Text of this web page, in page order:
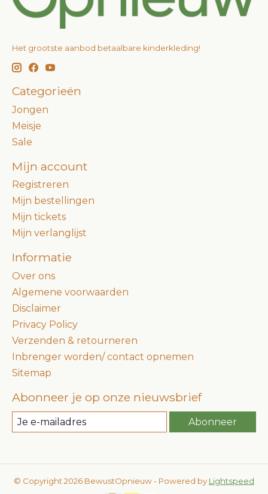
Het grootste aanbod betaalbare kinderkleding!
Categorieën
Jongen
Meisje
Sale
Mijn account
Registreren
Mijn bestellingen
Mijn tickets
Mijn verlanglijst
Informatie
Over ons
Algemene voorwaarden
Disclaimer
Privacy Policy
Verzenden & retourneren
Inbrenger worden/ contact opnemen
Sitemap
Abonneer je op onze nieuwsbrief
Abonneer
© Copyright 2026 BewustOpnieuw - Powered by Lightspeed